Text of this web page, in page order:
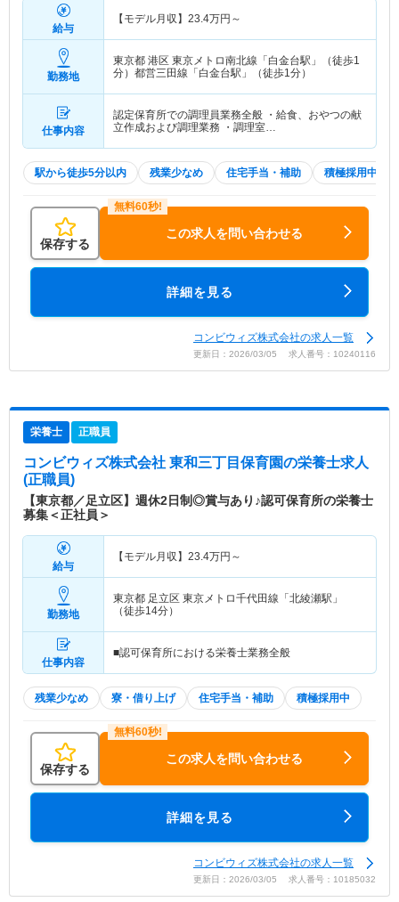
給与
【モデル月収】 23.4万円～
勤務地
東京都 港区 東京メトロ南北線「白金台駅」（徒歩1
分）都営三田線「白金台駅」（徒歩1分）
仕事内容
認定保育所での調理員業務全般 ・給食、おやつの献
立作成および調理業務 ・調理室…
駅から徒歩5分以内 残業少なめ 住宅手当・補助 積極採用中
保存する
この求人を問い合わせる
詳細を見る
コンビウィズ株式会社の求人一覧
更新日：2026/03/05 求人番号：10240116
栄養士 正職員
コンビウィズ株式会社 東和三丁目保育園の栄養士求人
(正職員)
【東京都／足立区】週休2日制◎賞与あり♪認可保育所の栄養士
募集＜正社員＞
給与
【モデル月収】 23.4万円～
勤務地
東京都 足立区 東京メトロ千代田線「北綾瀬駅」
（徒歩14分）
仕事内容
■認可保育所における栄養士業務全般
残業少なめ 寮・借り上げ 住宅手当・補助 積極採用中
保存する
この求人を問い合わせる
詳細を見る
コンビウィズ株式会社の求人一覧
更新日：2026/03/05 求人番号：10185032